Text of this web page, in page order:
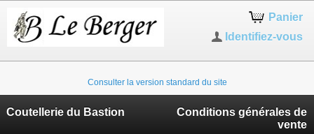
Panier
Identifiez-vous
Consulter la version standard du site
Coutellerie du Bastion
Conditions générales de
vente